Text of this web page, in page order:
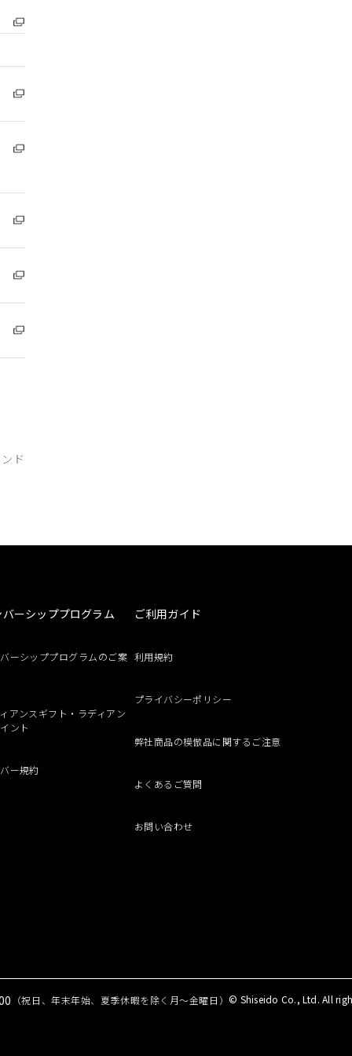
ド
ーシッププログラム
ーシッププログラムのご案
アンスギフト・ラディアン
ント
ー規約
ご利用ガイド
利用規約
プライバシーポリシー
弊社商品の模倣品に関するご注意
よくあるご質問
お問い合わせ
（祝日、年末年始、夏季休暇を除く月～金曜日）© Shiseido Co., Ltd. All